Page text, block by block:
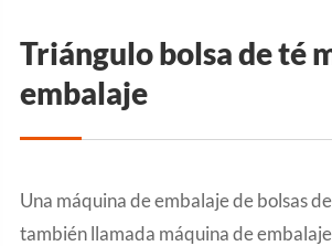
Triángulo bolsa de té
embalaje
Una máquina de embalaje de bolsas
también llamada máquina de